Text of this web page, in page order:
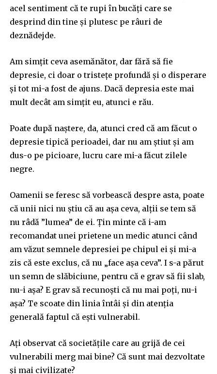
acel sentiment că te rupi în bucăți care se
desprind din tine și plutesc pe râuri de
deznădejde.
Am simțit ceva asemănător, dar fără să fie
depresie, ci doar o tristețe profundă și o disperare
și tot mi-a fost de ajuns. Dacă depresia este mai
mult decât am simțit eu, atunci e rău.
Poate după naștere, da, atunci cred că am făcut o
depresie tipică perioadei, dar nu am știut și am
dus-o pe picioare, lucru care mi-a făcut zilele
negre.
Oamenii se feresc să vorbească despre asta, poate
că unii nici nu știu că au așa ceva, alții se tem să
nu râdă ”lumea” de ei. Țin minte că i-am
recomandat unei prietene un medic atunci când
am văzut semnele depresiei pe chipul ei și mi-a
zis că este exclus, că nu „face așa ceva”. I s-a părut
un semn de slăbiciune, pentru că e grav să fii slab,
nu-i așa? E grav să recunoști că nu mai poți, nu-i
așa? Te scoate din linia întâi și din atenția
generală faptul că ești vulnerabil.
Ați observat că societățile care au grijă de cei
vulnerabili merg mai bine? Că sunt mai dezvoltate
și mai civilizate?